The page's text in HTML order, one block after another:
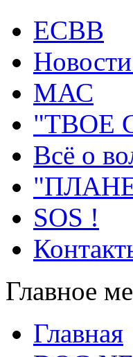
ECВB
МАС
"ТВОЕ
Всё о
SOS !
Главное
Главная